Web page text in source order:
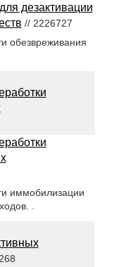
дезактивации
// 2226727
обезвреживания
иммобилизации
.